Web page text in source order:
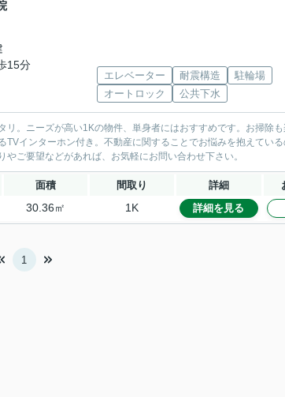
15分
エレベーター 耐震構造
駐輪場
オートロック
公共下水
リ。ニーズが高い1Kの物件、単身者にはおすすめです。お掃除
インターホン付き。不動産に関することでお悩みを抱えている
ご要望などがあれば、お気軽にお問い合わせ下さい。
面積 間取り 詳細
30.36㎡ 1K 詳細を見る
1